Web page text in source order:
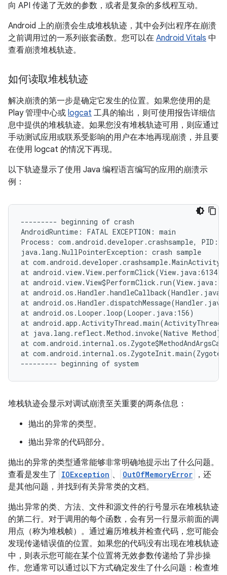
向 API 传递了无效的参数，或者是复杂的多线程互动。
Android 上的崩溃会生成堆栈轨迹，其中会列出程序在崩溃
之前调用过的一系列嵌套函数。您可以在 Android Vitals 中
查看崩溃堆栈轨迹。
如何读取堆栈轨迹
解决崩溃的第一步是确定它发生的位置。如果您使用的是
Play 管理中心或 logcat 工具的输出，则可使用报告详细信
息中提供的堆栈轨迹。如果您没有堆栈轨迹可用，则应通过
手动测试应用或联系受影响的用户在本地再现崩溃，并且要
在使用 logcat 的情况下再现。
以下轨迹显示了使用 Java 编程语言编写的应用的崩溃示
例：
--------- beginning of crash
AndroidRuntime: FATAL EXCEPTION: main
Process: com.android.developer.crashsample, PID:
java.lang.NullPointerException: crash sample
at
at android.view.View.performClick(View.java:6134)
at
at
at
at android.os.Looper.loop(Looper.java:156)
at
at java.lang.reflect.Method.invoke(Native Method)
at
at
堆栈轨迹会显示对调试崩溃至关重要的两条信息：
抛出的异常的类型。
抛出异常的代码部分。
抛出的异常的类型通常能够非常明确地提示出了什么问题。
查看是发生了
IOException 、 OutOfMemoryError
，还
是其他问题，并找到有关异常类的文档。
抛出异常的类、方法、文件和源文件的行号显示在堆栈轨迹
的第二行。对于调用的每个函数，会有另一行显示前面的调
用点（称为堆栈帧）。通过遍历堆栈并检查代码，您可能会
发现传递错误值的位置。如果您的代码没有出现在堆栈轨迹
中，则表示您可能在某个位置将无效参数传递给了异步操
作。您通常可以通过以下方式确定发生了什么问题：检查堆